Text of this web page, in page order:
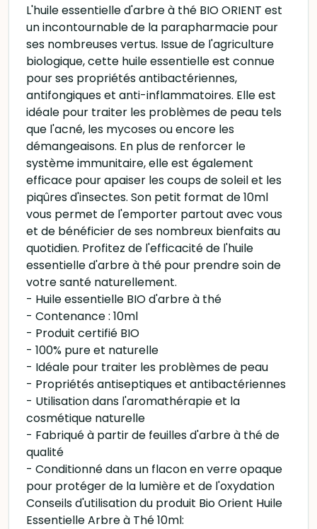
L'huile essentielle d'arbre à thé BIO ORIENT est
un incontournable de la parapharmacie pour
ses nombreuses vertus. Issue de l'agriculture
biologique, cette huile essentielle est connue
pour ses propriétés antibactériennes,
antifongiques et anti-inflammatoires. Elle est
idéale pour traiter les problèmes de peau tels
que l'acné, les mycoses ou encore les
démangeaisons. En plus de renforcer le
système immunitaire, elle est également
efficace pour apaiser les coups de soleil et les
piqûres d'insectes. Son petit format de 10ml
vous permet de l'emporter partout avec vous
et de bénéficier de ses nombreux bienfaits au
quotidien. Profitez de l'efficacité de l'huile
essentielle d'arbre à thé pour prendre soin de
votre santé naturellement.
- Huile essentielle BIO d'arbre à thé
- Contenance : 10ml
- Produit certifié BIO
- 100% pure et naturelle
- Idéale pour traiter les problèmes de peau
- Propriétés antiseptiques et antibactériennes
- Utilisation dans l'aromathérapie et la
cosmétique naturelle
- Fabriqué à partir de feuilles d'arbre à thé de
qualité
- Conditionné dans un flacon en verre opaque
pour protéger de la lumière et de l'oxydation
Conseils d'utilisation du produit Bio Orient Huile
Essentielle Arbre à Thé 10ml: